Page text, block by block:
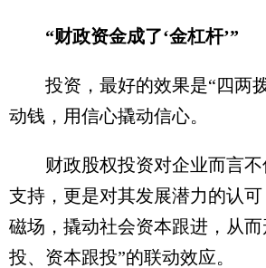
“财政资金成了‘金杠杆’”
投资，最好的效果是“四两
动钱，用信心撬动信心。
财政股权投资对企业而言不
支持，更是对其发展潜力的认
磁场，撬动社会资本跟进，从而
投、资本跟投”的联动效应。